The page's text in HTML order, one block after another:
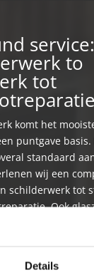
Details
to
tot
komt het
puntgave basis.
standaard
wij een
schilderwerk tot
Ook
u. Alles
door te